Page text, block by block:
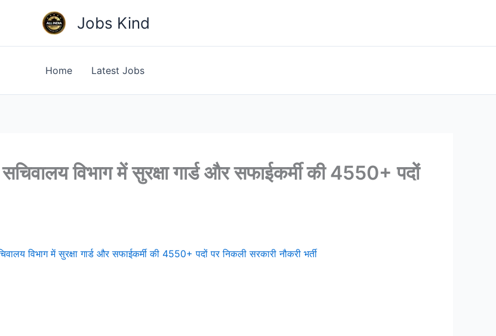
Jobs Kind
Home Latest Jobs
विभाग में सुरक्षा गार्ड और सफाईकर्मी की 4550+ पदों
विभाग में सुरक्षा गार्ड और सफाईकर्मी की 4550+ पदों पर निकली सरकारी नौकरी भर्ती